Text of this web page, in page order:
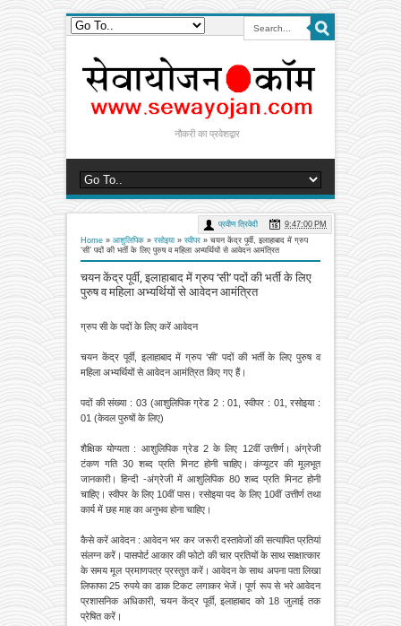
नौकरी का प्रवेशद्वार
Home » आशुलिपिक » रसोइया » स्वीपर » चयन केंद्र पूर्वी, इलाहाबाद में ग्रुप
‘सी’ पदों की भर्ती के लिए पुरुष व महिला अभ्यर्थियों से आवेदन आमंत्रित
चयन केंद्र पूर्वी, इलाहाबाद में ग्रुप ‘सी’ पदों की भर्ती के लिए
पुरुष व महिला अभ्यर्थियों से आवेदन आमंत्रित
प्रवीण त्रिवेदी 9:47:00 PM
ग्रुप सी के पदों के लिए करें आवेदन
चयन केंद्र पूर्वी, इलाहाबाद में ग्रुप ‘सी’ पदों की भर्ती के लिए पुरुष व
महिला अभ्यर्थियों से आवेदन आमंत्रित किए गए हैं।
पदों की संख्या : 03 (आशुलिपिक ग्रेड 2 : 01, स्वीपर : 01, रसोइया :
01 (केवल पुरुषों के लिए)
शैक्षिक योग्यता : आशुलिपिक ग्रेड 2 के लिए 12वीं उत्तीर्ण। अंग्रेजी
टंकण गति 30 शब्द प्रति मिनट होनी चाहिए। कंप्यूटर की मूलभूत
जानकारी। हिन्दी -अंग्रेजी में आशुलिपिक 80 शब्द प्रति मिनट होनी
चाहिए। स्वीपर के लिए 10वीं पास। रसोइया पद के लिए 10वीं उत्तीर्ण तथा
कार्य में छह माह का अनुभव होना चाहिए।
कैसे करें आवेदन : आवेदन भर कर जरूरी दस्तावेजों की सत्यापित प्रतियां
संलग्न करें। पासपोर्ट आकार की फोटो की चार प्रतियों के साथ साक्षात्कार
के समय मूल प्रमाणपत्र प्रस्तुत करें। आवेदन के साथ अपना पता लिखा
लिफाफा 25 रुपये का डाक टिकट लगाकर भेजें। पूर्ण रूप से भरे आवेदन
प्रशासनिक अधिकारी, चयन केंद्र पूर्वी, इलाहाबाद को 18 जुलाई तक
प्रेषित करें।